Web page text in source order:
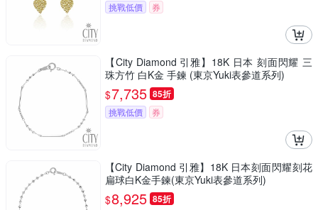
挑戰低價 券
【City Diamond 引雅】18K 日本 刻面閃耀 三
珠方竹 白K金 手鍊 (東京Yuki表參道系列)
$7,735 85折
挑戰低價 券
【City Diamond 引雅】18K 日本刻面閃耀刻花
扁球白K金手鍊(東京Yuki表參道系列)
$8,925 85折